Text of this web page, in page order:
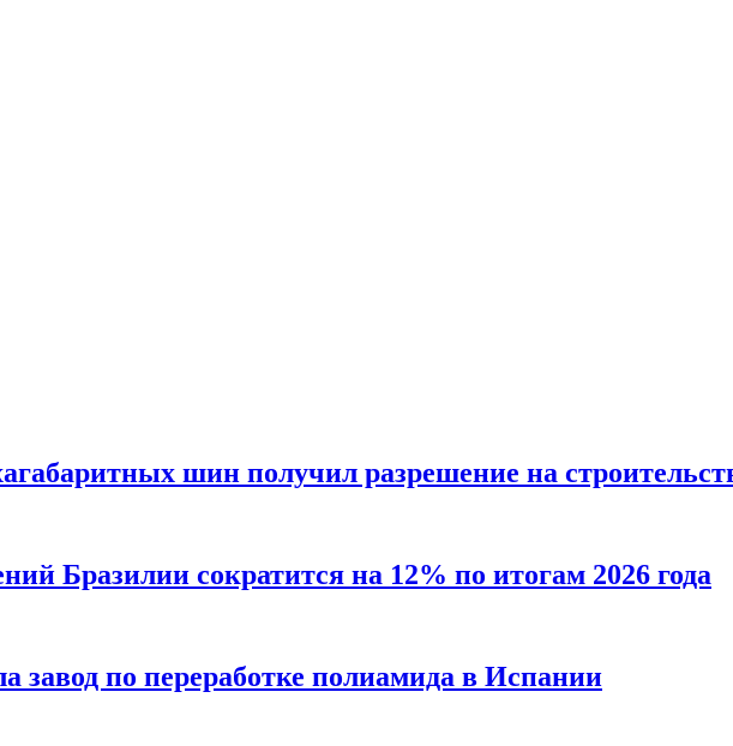
шин получил разрешение на
Бразилии сократится на 12% по итогам 2026 года
завод по переработке полиамида в Испании